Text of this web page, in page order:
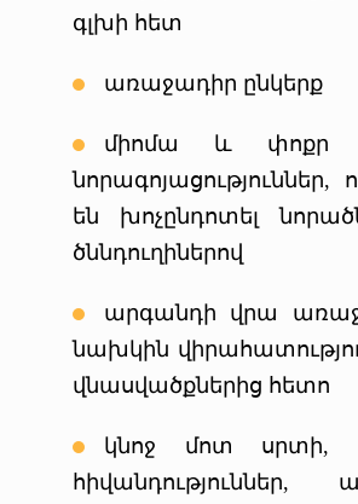
գլխի հետ
առաջադիր ընկերք
միոմա և փոքր
նորագոյացություններ,
են խոչընդոտել
ծննդուղիներով
արգանդի վրա
նախկին
վնասվածքներից հետո
կնոջ մոտ սրտի,